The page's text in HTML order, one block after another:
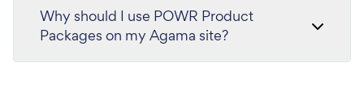
Why should I use POWR Product
Packages on my Agama site?